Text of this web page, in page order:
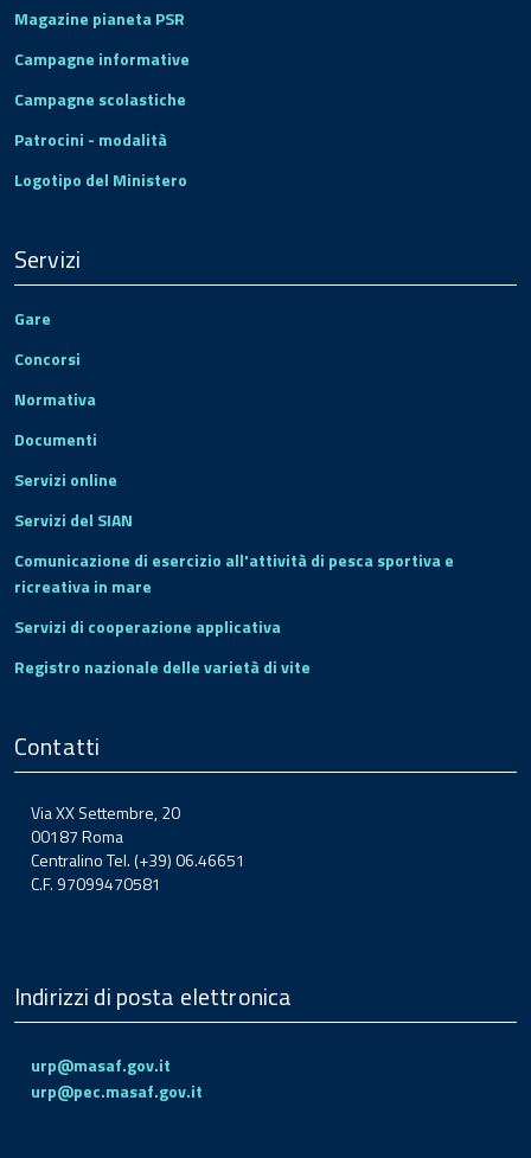
Magazine pianeta PSR
Campagne informative
Campagne scolastiche
Patrocini - modalità
Logotipo del Ministero
Servizi
Gare
Concorsi
Normativa
Documenti
Servizi online
Servizi del SIAN
Comunicazione di esercizio all'attività di pesca sportiva e
ricreativa in mare
Servizi di cooperazione applicativa
Registro nazionale delle varietà di vite
Contatti
Via XX Settembre, 20
00187 Roma
Centralino Tel. (+39) 06.46651
C.F. 97099470581
Indirizzi di posta elettronica
urp@masaf.gov.it
urp@pec.masaf.gov.it